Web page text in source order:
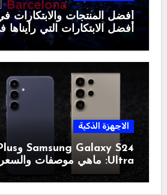
أفضل الابتكارات التي
الاجهزة الذكية
Ultra: ماهي موصفات والسعر والألوان؟